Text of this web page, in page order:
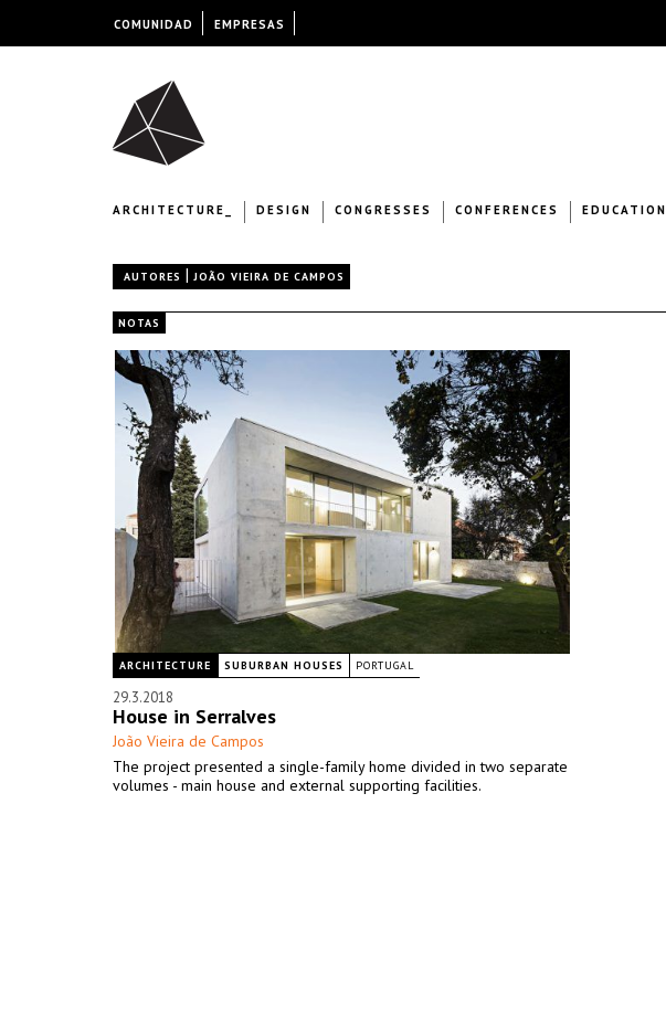
ARCHITECTURE_ DESIGN CONGRESSES CONFERENCES EDUCATION
AUTORES | JOÃO VIEIRA DE CAMPOS
NOTAS
ARCHITECTURE SUBURBAN HOUSES PORTUGAL
29.3.2018
House in Serralves
João Vieira de Campos
The project presented a single-family home divided in two separate
volumes - main house and external supporting facilities.
COMUNIDAD EMPRESAS